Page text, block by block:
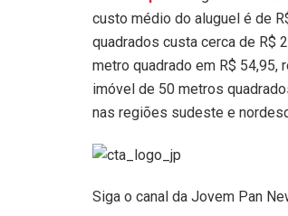
custo médio do aluguel é de
quadrados custa cerca de R$
metro quadrado em R$ 54,95,
imóvel de 50 metros
nas regiões sudeste e
Siga o canal da Jovem Pan